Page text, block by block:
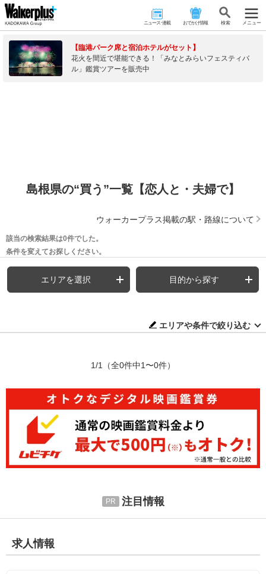
ニュース･連載 おでかけ情報 検 索 メニュー
【臨港パーク席と宿泊ホテルがセット】
花火を間近で堪能できる！「みなとみらいフェスティバ
ル」鑑賞ツアーを販売中
島根県の“買う”一覧【恋人と・夫婦で】
ウォーカープラス掲載の駅・路線について
該当の検索結果は0件でした。
条件を変えてお探しください。
エリアを選択 目的から探す
エリアや条件で絞り込む
1/1 （全0件中1〜0件）
注目情報
求人情報